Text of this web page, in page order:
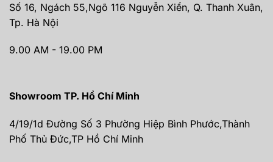
Số 16, Ngách 55,Ngõ 116 Nguyễn Xiển, Q. Thanh Xuân,
Tp. Hà Nội
9.00 AM - 19.00 PM
Showroom TP. Hồ Chí Minh
4/19/1d Đường Số 3 Phường Hiệp Bình Phước,Thành
Phố Thủ Đức,TP Hồ Chí Minh